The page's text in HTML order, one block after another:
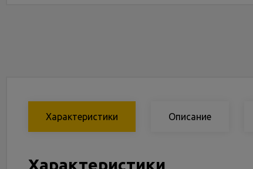
Характеристики Описание
Характеристики